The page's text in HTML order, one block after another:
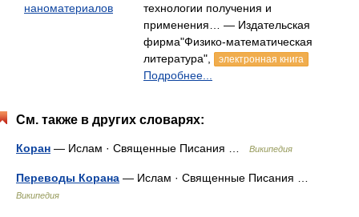
наноматериалов
технологии получения и
применения… — Издательская
фирма"Физико-математическая
литература",
электронная книга
Подробнее...
См. также в других словарях:
Коран — Ислам · Священные Писания … Википедия
Переводы Корана — Ислам · Священные Писания …
Википедия